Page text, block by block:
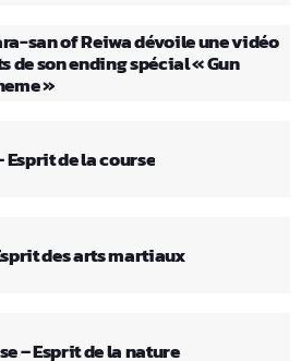
san of Reiwa dévoile une vidéo
de son ending spécial « Gun
»
Esprit de la course
des arts martiaux
– Esprit de la nature